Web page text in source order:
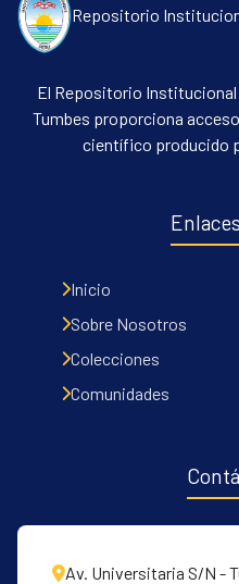
Communities & Collections
Repositorio
El Repositorio Institucional
Tumbes proporciona
científico producido
Inicio
Sobre Nosotros
Colecciones
Comunidades
Av. Universitaria S/N -